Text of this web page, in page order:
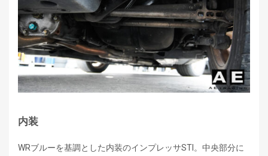
内装
WRブルーを基調とした内装のインプレッサSTI。中央部分に